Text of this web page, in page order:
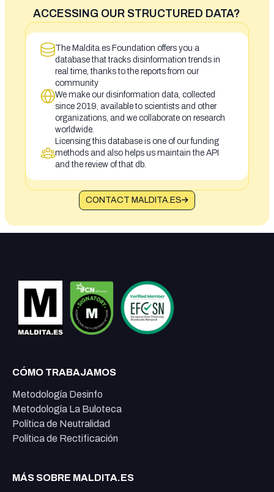
ACCESSING OUR STRUCTURED DATA?
The Maldita.es Foundation offers you a
database that tracks disinformation trends in
real time, thanks to the reports from our
community
We make our disinformation data, collected
since 2019, available to scientists and other
organizations, and we collaborate on research
worldwide.
Licensing this database is one of our funding
methods and also helps us maintain the API
and the review of that db.
CONTACT MALDITA.ES
CÓMO TRABAJAMOS
Metodología Desinfo
Metodología La Buloteca
Política de Neutralidad
Política de Rectificación
MÁS SOBRE MALDITA.ES